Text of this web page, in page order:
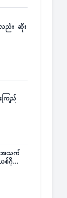
ည်း ဆိုး
ကြည်
အသက်
စ်ဂိုဏ်း